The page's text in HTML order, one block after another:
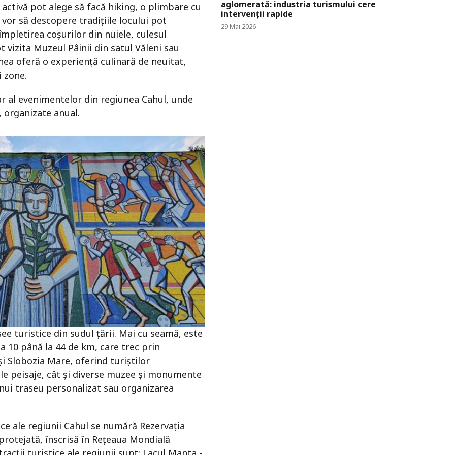
pot alege să facă hiking, o plimbare cu
să descopere tradițiile locului pot
coșurilor din nuiele, culesul
Muzeul Pâinii din satul Văleni sau
oferă o experiență culinară de neuitat,
zone.
al evenimentelor din regiunea Cahul, unde
anual.
turistice din sudul țării. Mai cu seamă, este
10 până la 44 de km, care trec prin
Slobozia Mare, oferind turiștilor
peisaje, cât și diverse muzee și monumente
traseu personalizat sau organizarea
ale regiunii Cahul se numără Rezervația
înscrisă în Rețeaua Mondială
aglomerată: industria turismului cere
intervenții rapide
29 Mai 2026